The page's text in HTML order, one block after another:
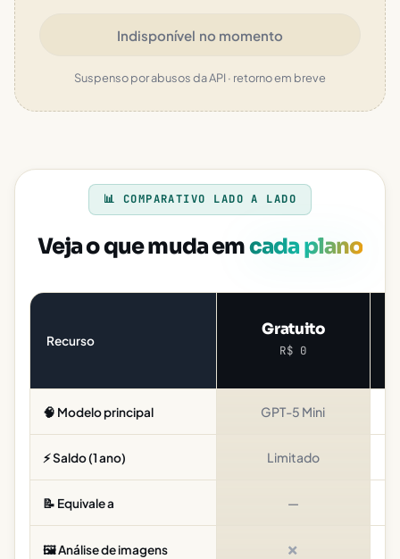
Indisponível no momento
Suspenso por abusos da API · retorno em breve
📊 COMPARATIVO LADO A LADO
Veja o que muda emcada plano
Recurso
Gratuito
R$ 0
🧠 Modelo principal GPT-5 Mini
⚡ Saldo (1 ano) Limitado
📝 Equivale a —
🖼️ Análise de imagens ✗